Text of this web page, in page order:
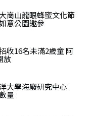
崗山龍眼蜂蜜文化節
意公園邀參
收16名未滿2歲童 阿
放
大學海廢研究中心
量